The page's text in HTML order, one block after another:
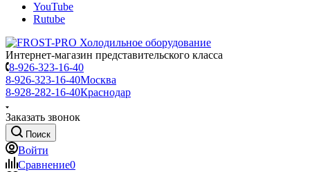
YouTube
Rutube
Интернет-магазин представительского класса
8-926-323-16-40
8-926-323-16-40Москва
8-928-282-16-40Краснодар
Заказать звонок
Поиск
Войти
Сравнение0